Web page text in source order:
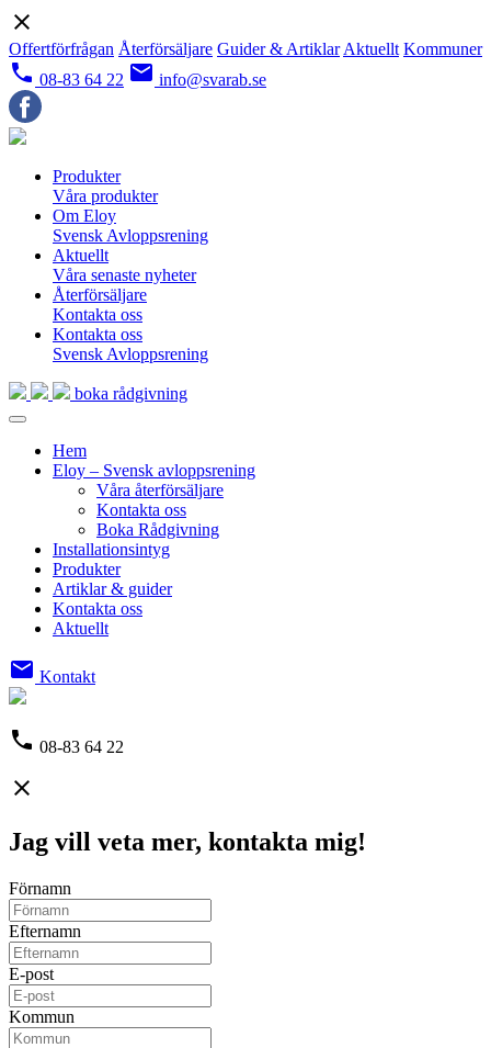
close
Offertförfrågan Återförsäljare Guider & Artiklar Aktuellt Kommuner
local_phone 08-83 64 22 email info@svarab.se
Produkter
Våra produkter
Om Eloy
Svensk Avloppsrening
Aktuellt
Våra senaste nyheter
Återförsäljare
Kontakta oss
Kontakta oss
Svensk Avloppsrening
boka rådgivning
Hem
Eloy – Svensk avloppsrening
Våra återförsäljare
Kontakta oss
Boka Rådgivning
Installationsintyg
Produkter
Artiklar & guider
Kontakta oss
Aktuellt
email Kontakt
phone 08-83 64 22
close
Jag vill veta mer, kontakta mig!
Förnamn
Efternamn
E-post
Kommun